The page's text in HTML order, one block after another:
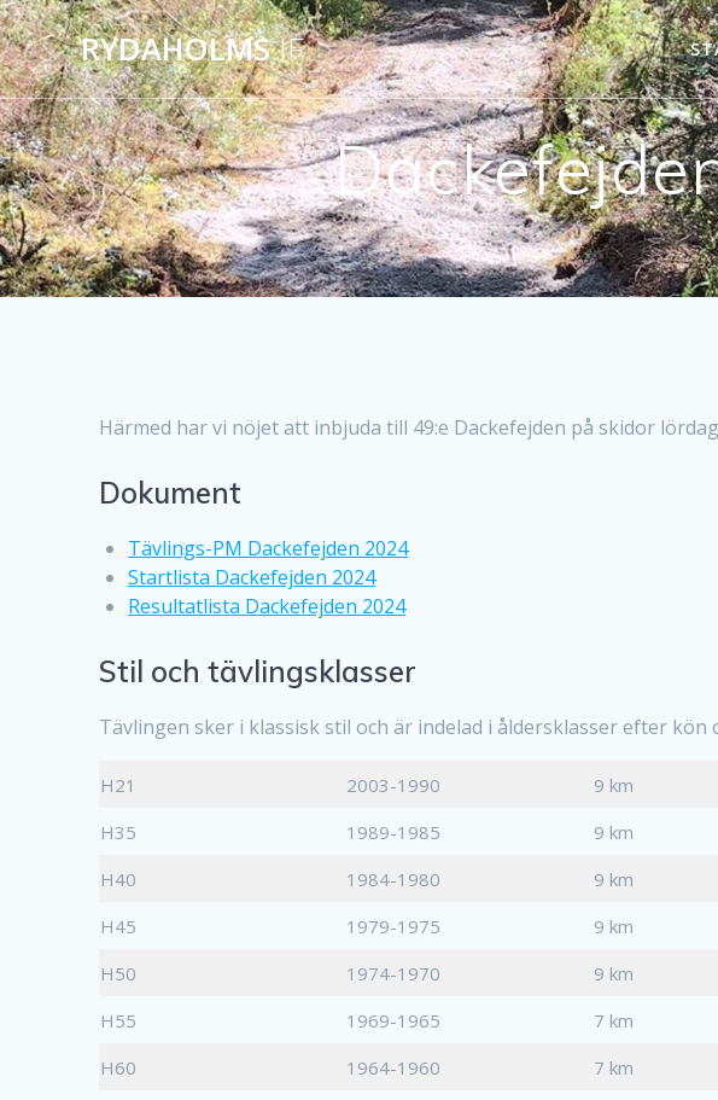
Hoppa
till
innehåll
RYDAHOLMSIF
Härmed har vi nöjet att inbjuda till 49:e Dackefejden på skidor
Dokument
Tävlings-PM Dackefejden 2024
Startlista Dackefejden 2024
Resultatlista Dackefejden 2024
Stil och tävlingsklasser
Tävlingen sker i klassisk stil och är indelad i åldersklasser efter kön
H21 2003-1990 9 km
H35
1989-1985 9 km
H40
1984-1980 9 km
H45
1979-1975 9 km
H50
1974-1970 9 km
H55
1969-1965
7 km
H60
1964-1960
7 km